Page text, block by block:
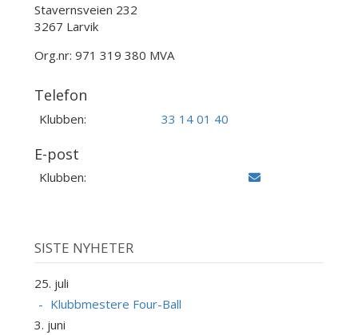
Stavernsveien 232
3267 Larvik
Org.nr: 971 319 380 MVA
Telefon
Klubben: 33 14 01 40
E-post
Klubben:
SISTE NYHETER
25. juli
Klubbmestere Four-Ball
3. juni